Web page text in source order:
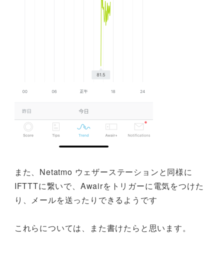
また、Netatmo ウェザーステーションと同様に
IFTTTに繋いで、Awairをトリガーに電気をつけた
り、メールを送ったりできるようです
これらについては、また書けたらと思います。